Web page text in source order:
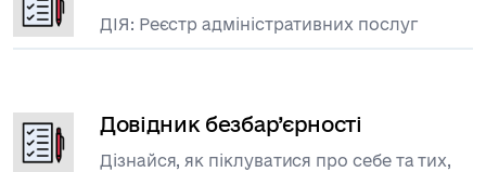
ДІЯ: Реєстр адміністративних послуг
Довідник безбар’єрності
Дізнайся, як піклуватися про себе та тих,